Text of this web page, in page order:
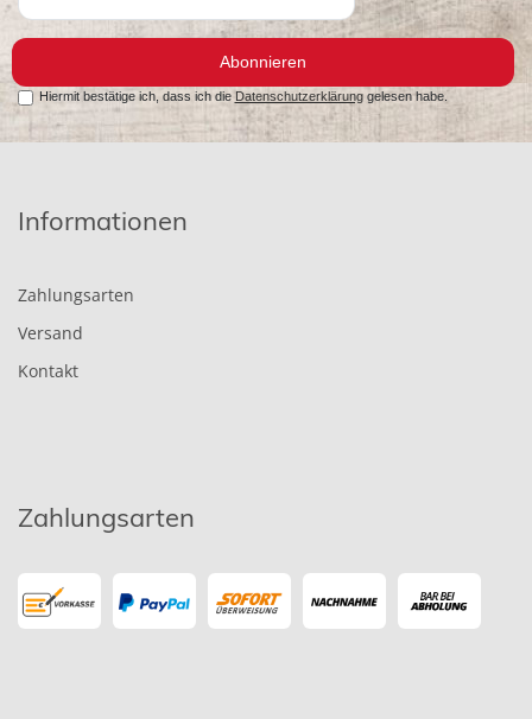
Abonnieren
Hiermit bestätige ich, dass ich die Datenschutzerklärunggelesen habe.
Informationen
Zahlungsarten
Versand
Kontakt
Zahlungsarten